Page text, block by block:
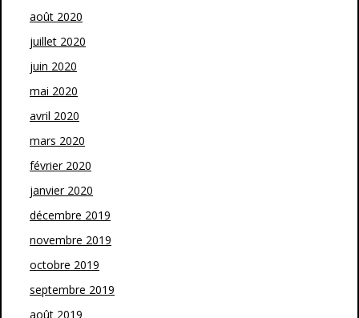
août 2020
juillet 2020
juin 2020
mai 2020
avril 2020
mars 2020
février 2020
janvier 2020
décembre 2019
novembre 2019
octobre 2019
septembre 2019
août 2019